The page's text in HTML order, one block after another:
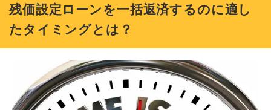
残価設定ローンを一括返済するのに適し
たタイミングとは？